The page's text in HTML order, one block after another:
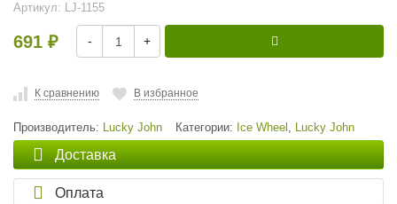
Артикул: LJ-1155
691 ₽ - +
К сравнению В избранное
Производитель: Lucky John Категории: Ice Wheel , Lucky John
Доставка
Оплата